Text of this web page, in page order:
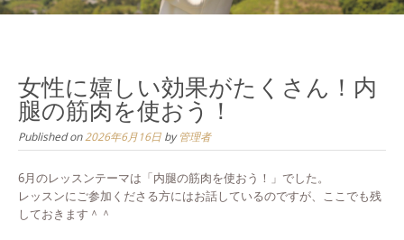
女性に嬉しい効果がたくさん！内
腿の筋肉を使おう！
Published on2026年6月16日 by管理者
6月のレッスンテーマは「内腿の筋肉を使おう！」でした。
レッスンにご参加くださる方にはお話しているのですが、ここでも残
しておきます＾＾